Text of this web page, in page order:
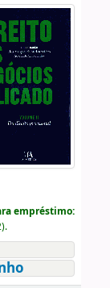
empréstimo: